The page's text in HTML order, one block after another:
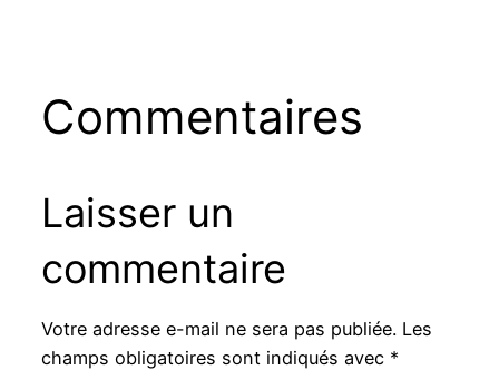
Commentaires
Laisser un
commentaire
Votre adresse e-mail ne sera pas publiée. Les
champs obligatoires sont indiqués avec *